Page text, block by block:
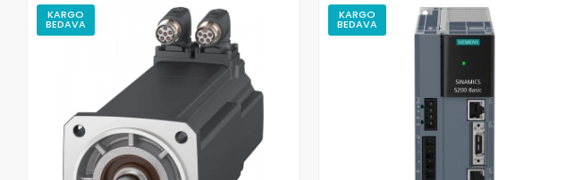
KARGO
BEDAVA
KARGO
BEDAVA